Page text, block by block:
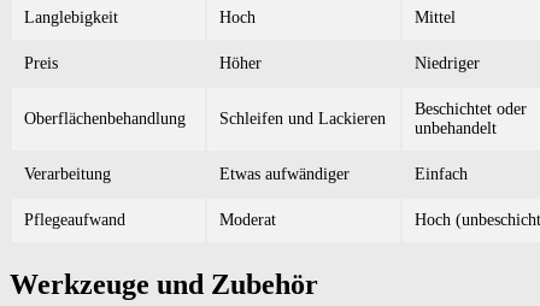
Langlebigkeit Hoch Mittel
Preis Höher Niedriger
Oberflächenbehandlung Schleifen und Lackieren
Beschichtet oder
unbehandelt
Verarbeitung Etwas aufwändiger Einfach
Pflegeaufwand Moderat Hoch
Werkzeuge und Zubehör